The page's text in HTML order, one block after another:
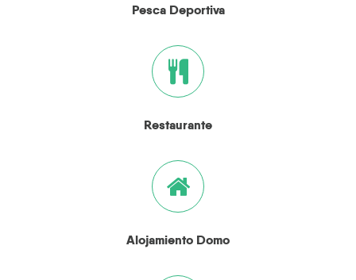
Pesca Deportiva
Restaurante
Alojamiento Domo